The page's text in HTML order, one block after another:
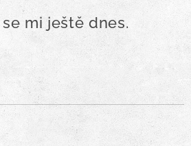
mi ještě dnes.